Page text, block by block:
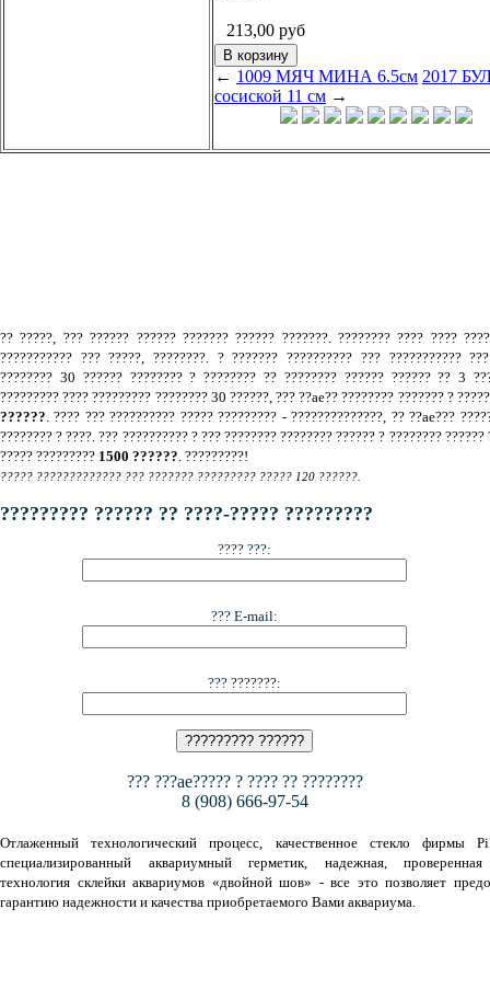
213,00 руб
← 1009 МЯЧ МИНА 6.5см 2017
сосиской 11 см →
?? ?????, ??? ?????? ?????? ??????? ?????? ???????. ???????? ???? ????
??????????? ??? ?????, ????????. ? ??????? ?????????? ??? ???????????
???????? 30 ?????? ???????? ? ???????? ?? ???????? ?????? ?????? ?? 3
????????? ???? ????????? ???????? 30 ??????, ??? ??ae?? ???????? ??????? ?
??????. ???? ??? ?????????? ????? ????????? - ??????????????, ?? ??ae???
???????? ? ????. ??? ?????????? ? ??? ???????? ???????? ?????? ? ???????? ??????
????? ????????? 1500 ??????. ?????????!
????? ????????????? ??? ??????? ????????? ????? 120 ??????.
????????? ?????? ?? ????-????? ?????????
???? ???:
??? E-mail:
??? ???????:
??? ???ae????? ? ???? ?? ????????
8 (908) 666-97-54
Отлаженный технологический процесс, качественное стекло фирмы
специализированный аквариумный герметик, надежная,
технология склейки аквариумов «двойной шов» - все это позволяет
гарантию надежности и качества приобретаемого Вами аквариума.